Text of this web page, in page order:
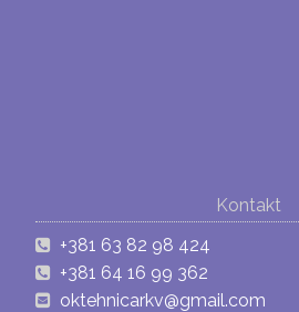
Kontakt
+381 63 82 98 424
+381 64 16 99 362
oktehnicarkv@gmail.com